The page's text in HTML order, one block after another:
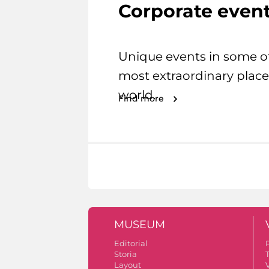
Corporate
Unique events in some
most extraordinary
world.
Find more
MUSEUM
Editorial
Storia
Layout